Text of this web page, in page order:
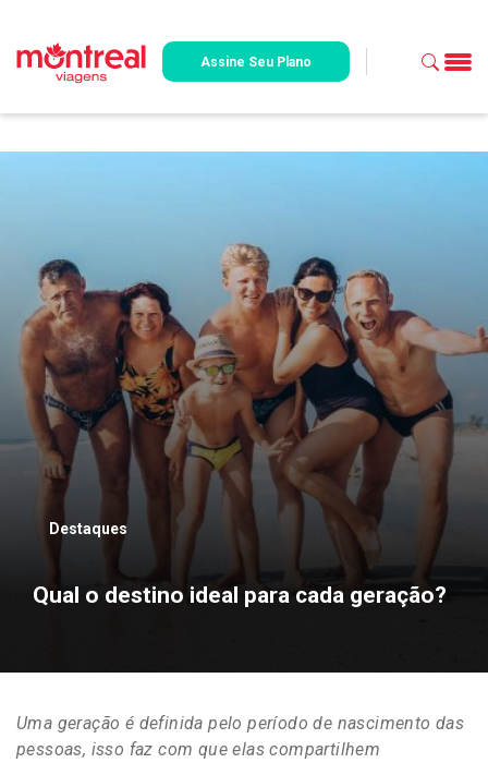
Assine Seu Plano
Destaques
Qual o destino ideal para cada geração?
Uma geração é definida pelo período de nascimento das
pessoas, isso faz com que elas compartilhem